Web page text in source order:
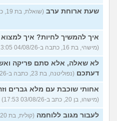
שעת ארוחת ערב (שואלת, בת 19, כתבה ב-04/08/26 13:14)
איך להמשיך לחיות? איך
(מישהי, בת 16, כתבה ב-04/08/26 13:05)
לא שאלה, אלא סתם פריקה
דעתכם (נפוליטנה, בת 23, כתבה ב-03/08/26 18:04)
אחותי שוכבת עם מלא גברים
(מישהו, בן 20, כתב ב-03/08/26 17:53)
לעבור מגוב ללוחמה